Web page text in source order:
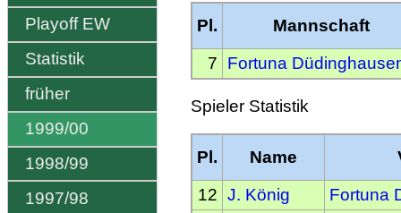
Playoff EW
Statistik
früher
1999/00
1998/99
1997/98
Pl.
Mannschaft
7
Fortuna
Spieler Statistik
Pl. Name
12 J. König
Fortuna